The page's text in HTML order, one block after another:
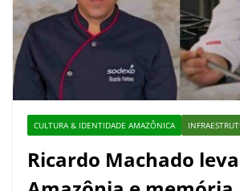
CULTURA & IDENTIDADE AMAZÔNICA
Ricardo Machado leva